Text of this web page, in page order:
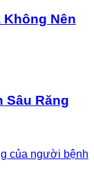
Không Nên
Sâu Răng